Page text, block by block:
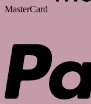
MasterCard